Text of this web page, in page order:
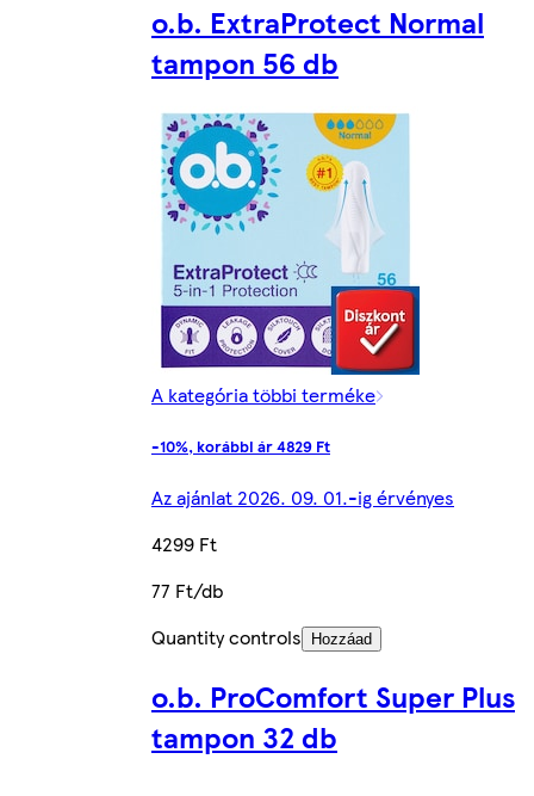
o.b. ExtraProtect Normal
tampon 56 db
A kategória többi terméke
-10%, korábbi ár 4829 Ft
Az ajánlat 2026. 09. 01.-ig érvényes
4299 Ft
77 Ft/db
Quantity controls
Hozzáad
o.b. ProComfort Super Plus
tampon 32 db